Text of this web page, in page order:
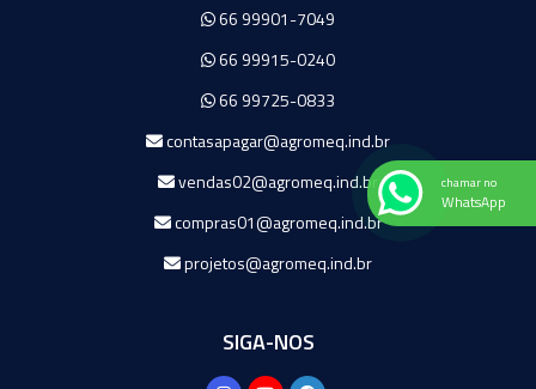
66 99901-7049
66 99915-0240
66 99725-0833
contasapagar@agromeq.ind.br
vendas02@agromeq.ind.br
compras01@agromeq.ind.br
projetos@agromeq.ind.br
SIGA-NOS
chamar no
WhatsApp